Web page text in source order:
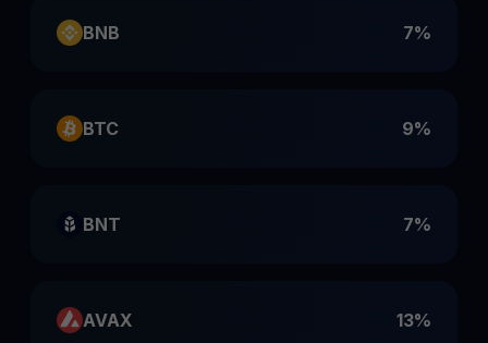
BNB 7%
BTC 9%
BNT 7%
AVAX 13%